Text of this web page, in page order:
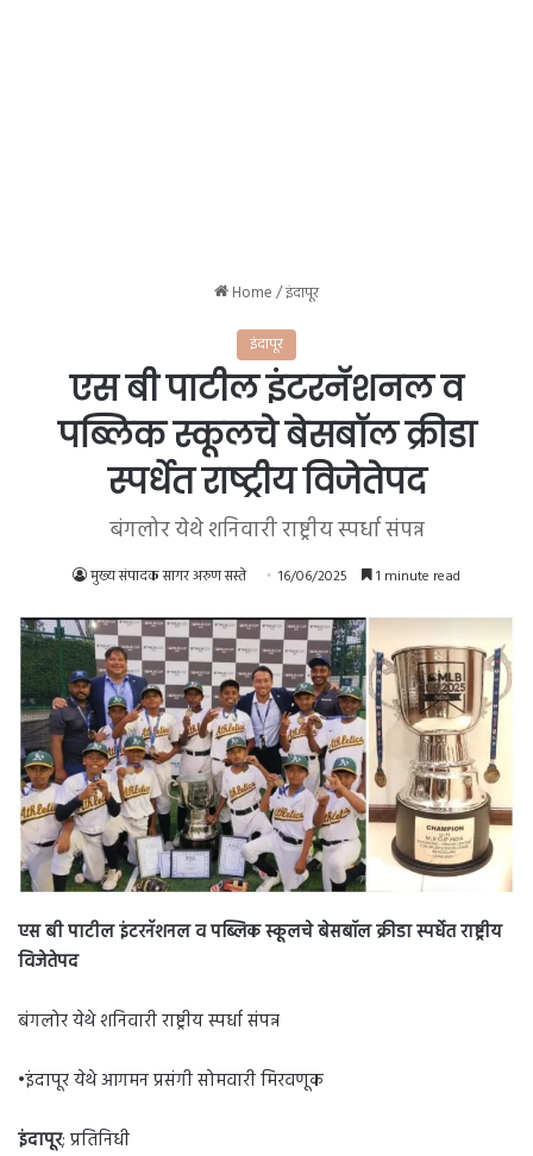
Home/इंदापूर
इंदापूर
एस बी पाटील इंटरनॅशनल व
पब्लिक स्कूलचे बेसबॉल क्रीडा
स्पर्धेत राष्ट्रीय विजेतेपद
बंगलोर येथे शनिवारी राष्ट्रीय स्पर्धा संपन्न
मुख्य संपादक सागर अरुण सस्ते 16/06/2025 1 minute read
एस बी पाटील इंटरनॅशनल व पब्लिक स्कूलचे बेसबॉल क्रीडा स्पर्धेत राष्ट्रीय
विजेतेपद
बंगलोर येथे शनिवारी राष्ट्रीय स्पर्धा संपन्न
•इंदापूर येथे आगमन प्रसंगी सोमवारी मिरवणूक
इंदापूर; प्रतिनिधी